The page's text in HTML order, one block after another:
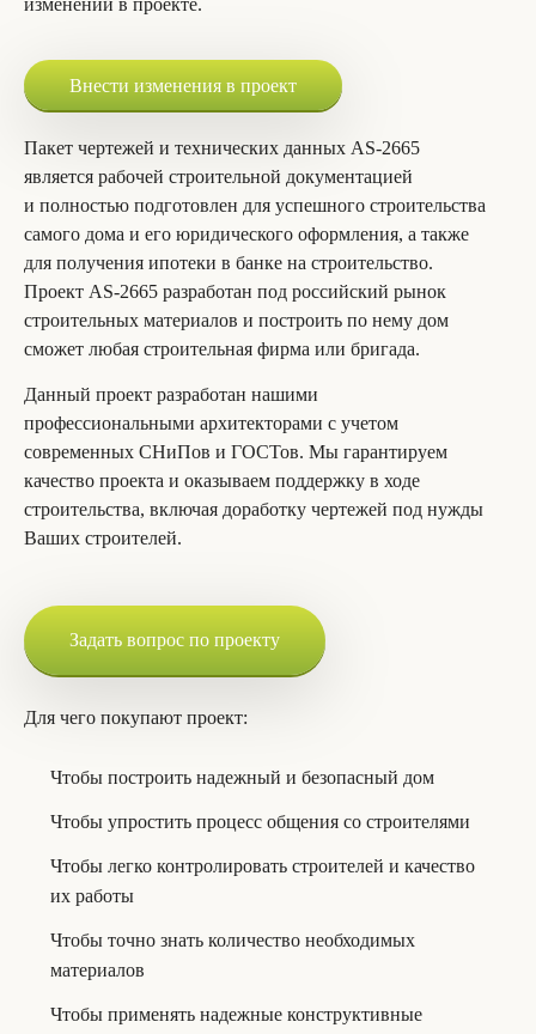
изменений в проекте.
Внести изменения в проект
Пакет чертежей и технических данных AS-2665
является рабочей строительной документацией
и полностью подготовлен для успешного строительства
самого дома и его юридического оформления, а также
для получения ипотеки в банке на строительство.
Проект AS-2665 разработан под российский рынок
строительных материалов и построить по нему дом
сможет любая строительная фирма или бригада.
Данный проект разработан нашими
профессиональными архитекторами с учетом
современных СНиПов и ГОСТов. Мы гарантируем
качество проекта и оказываем поддержку в ходе
строительства, включая доработку чертежей под нужды
Ваших строителей.
Задать вопрос по проекту
Для чего покупают проект:
Чтобы построить надежный и безопасный дом
Чтобы упростить процесс общения со строителями
Чтобы легко контролировать строителей и качество
их работы
Чтобы точно знать количество необходимых
материалов
Чтобы применять надежные конструктивные